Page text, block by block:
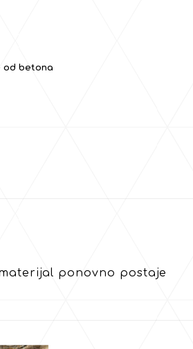
od betona
ponovno postaje